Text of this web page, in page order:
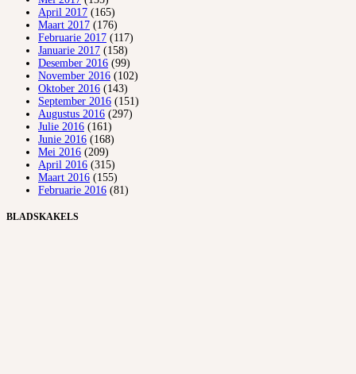
April 2017 (165)
Maart 2017 (176)
Februarie 2017 (117)
Januarie 2017 (158)
Desember 2016 (99)
November 2016 (102)
Oktober 2016 (143)
September 2016 (151)
Augustus 2016 (297)
Julie 2016 (161)
Junie 2016 (168)
Mei 2016 (209)
April 2016 (315)
Maart 2016 (155)
Februarie 2016 (81)
BLADSKAKELS